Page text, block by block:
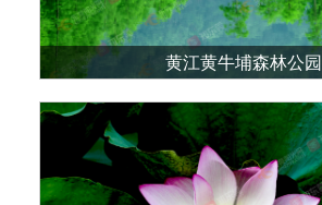
黄江黄牛埔森林公园